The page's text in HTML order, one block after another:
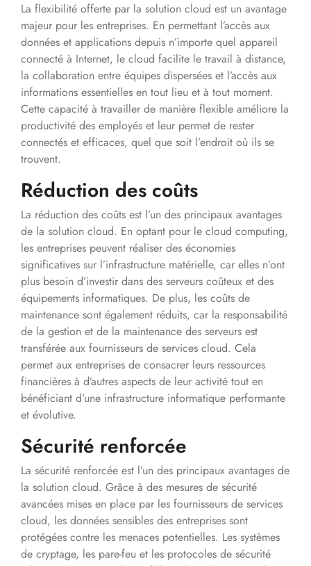
La flexibilité offerte par la solution cloud est un avantage
majeur pour les entreprises. En permettant l’accès aux
données et applications depuis n’importe quel appareil
connecté à Internet, le cloud facilite le travail à distance,
la collaboration entre équipes dispersées et l’accès aux
informations essentielles en tout lieu et à tout moment.
Cette capacité à travailler de manière flexible améliore la
productivité des employés et leur permet de rester
connectés et efficaces, quel que soit l’endroit où ils se
trouvent.
Réduction des coûts
La réduction des coûts est l’un des principaux avantages
de la solution cloud. En optant pour le cloud computing,
les entreprises peuvent réaliser des économies
significatives sur l’infrastructure matérielle, car elles n’ont
plus besoin d’investir dans des serveurs coûteux et des
équipements informatiques. De plus, les coûts de
maintenance sont également réduits, car la responsabilité
de la gestion et de la maintenance des serveurs est
transférée aux fournisseurs de services cloud. Cela
permet aux entreprises de consacrer leurs ressources
financières à d’autres aspects de leur activité tout en
bénéficiant d’une infrastructure informatique performante
et évolutive.
Sécurité renforcée
La sécurité renforcée est l’un des principaux avantages de
la solution cloud. Grâce à des mesures de sécurité
avancées mises en place par les fournisseurs de services
cloud, les données sensibles des entreprises sont
protégées contre les menaces potentielles. Les systèmes
de cryptage, les pare-feu et les protocoles de sécurité